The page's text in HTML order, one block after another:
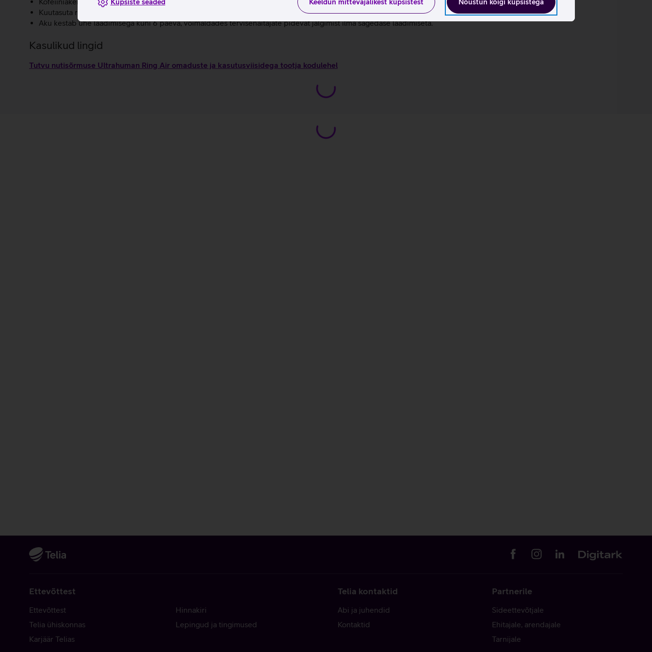
Nõustun kõigi küpsistega
Keeldun mittevajalikest küpsistest
Küpsiste seaded
Kuutasuta rakendus: Ultrahumani detailne äpp ja kõik terviseandmed on kasutatavad ilma igasuguse kuutasuta.
Aku kestab ühe laadimisega kuni 6 päeva, võimaldades tervisenäitajate pidevat jälgimist ilma sagedase laadimiseta.
Kasulikud lingid
Tutvu nutisõrmuse Ultrahuman Ring Air omaduste ja kasutusviisidega tootja kodulehel
Ettevõttest
Ettevõttest
Telia ühiskonnas
Karjäär Telias
Hinnakiri
Lepingud ja tingimused
Telia kontaktid
Abi ja juhendid
Kontaktid
Partnerile
Sideettevõtjale
Ehitajale, arendajale
Tarnijale